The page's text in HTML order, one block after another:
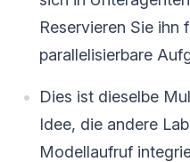
Reservieren Sie ihn
parallelisierbare
Dies ist dieselbe
Idee, die andere
Modellaufruf